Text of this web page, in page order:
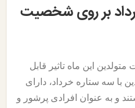
بر روی شخصیت
این ماه تاثیر قابل
با سه ستاره خرداد، دارای
و به عنوان افرادی پرشور و